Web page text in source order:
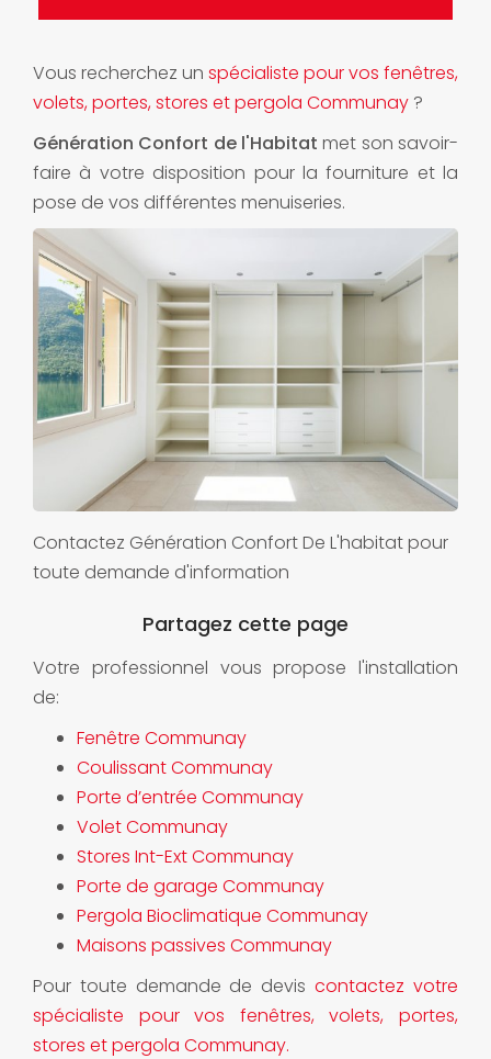
Vous recherchez un spécialiste pour vos fenêtres,
volets, portes, stores et pergola Communay ?
Génération Confort de l'Habitat met son savoir-
faire à votre disposition pour la fourniture et la
pose de vos différentes menuiseries.
Contactez Génération Confort De L'habitat pour
toute demande d'information
Votre professionnel vous propose l'installation
de:
Fenêtre Communay
Coulissant Communay
Porte d’entrée Communay
Volet Communay
Stores Int-Ext Communay
Porte de garage Communay
Pergola Bioclimatique Communay
Maisons passives Communay
Pour toute demande de deviscontactez votre
spécialiste pour vos fenêtres, volets, portes,
stores et pergola Communay.